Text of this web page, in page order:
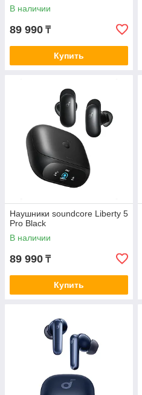
В наличии
89 990 ₸
Купить
Наушники soundcore Liberty 5
Pro Black
В наличии
89 990 ₸
Купить